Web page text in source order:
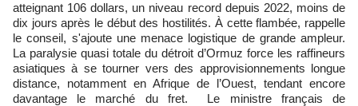
atteignant 106 dollars, un niveau record depuis 2022, moins de
dix jours après le début des hostilités. À cette flambée, rappelle
le conseil, s'ajoute une menace logistique de grande ampleur.
La paralysie quasi totale du détroit d’Ormuz force les raffineurs
asiatiques à se tourner vers des approvisionnements longue
distance, notamment en Afrique de l’Ouest, tendant encore
davantage le marché du fret. Le ministre français de